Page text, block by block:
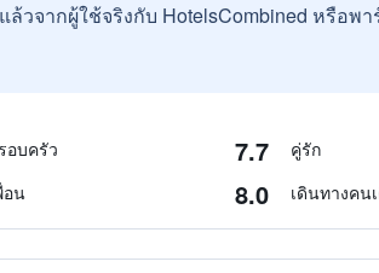
วจากผู้ใช้จริงกับ HotelsCombined หรือพ
อบครัว 7.7 คู่รัก
อน 8.0 เดินทางคน